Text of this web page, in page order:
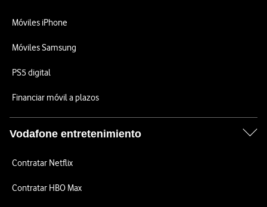
Móviles iPhone
Móviles Samsung
PS5 digital
Financiar móvil a plazos
Vodafone entretenimiento
Contratar Netflix
Contratar HBO Max